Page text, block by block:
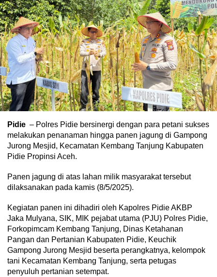
Pidie – Polres Pidie bersinergi dengan para petani sukses
melakukan penanaman hingga panen jagung di Gampong
Jurong Mesjid, Kecamatan Kembang Tanjung Kabupaten
Pidie Propinsi Aceh.
Panen jagung di atas lahan milik masyarakat tersebut
dilaksanakan pada kamis (8/5/2025).
Kegiatan panen ini dihadiri oleh Kapolres Pidie AKBP
Jaka Mulyana, SIK, MIK pejabat utama (PJU) Polres Pidie,
Forkopimcam Kembang Tanjung, Dinas Ketahanan
Pangan dan Pertanian Kabupaten Pidie, Keuchik
Gampong Jurong Mesjid beserta perangkatnya, kelompok
tani Kecamatan Kembang Tanjung, serta petugas
penyuluh pertanian setempat.